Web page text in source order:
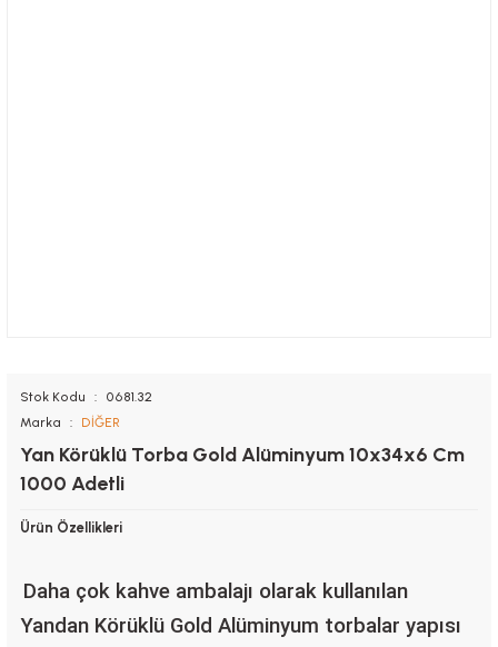
Stok Kodu
0681.32
Marka
DİĞER
Yan Körüklü Torba Gold Alüminyum 10x34x6 Cm
1000 Adetli
Ürün Özellikleri
Daha çok kahve ambalajı olarak kullanılan
Yandan Körüklü Gold Alüminyum torbalar yapısı